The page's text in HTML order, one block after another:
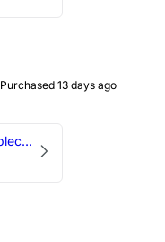
Purchased 13 days ago
Luftführung/Luftleitblech 5" 125mm offene Ansaugung HPerformance